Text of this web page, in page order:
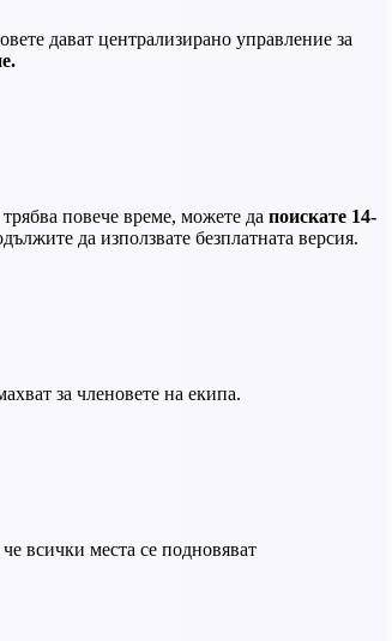
дават централизирано управление за
повече време, можете да поискате 14-
да използвате безплатната версия.
за членовете на екипа.
всички места се подновяват